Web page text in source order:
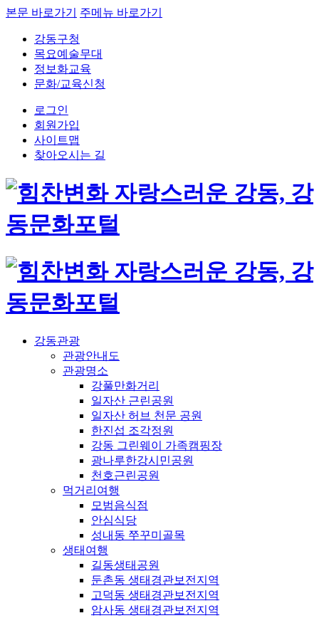
본문 바로가기 주메뉴 바로가기
강동구청
목요예술무대
정보화교육
문화/교육신청
로그인
회원가입
사이트맵
찾아오시는 길
강동관광
관광안내도
관광명소
강풀만화거리
일자산 근린공원
일자산 허브 천문 공원
한진섭 조각정원
강동 그린웨이 가족캠핑장
광나루한강시민공원
천호근린공원
먹거리여행
모범음식점
안심식당
성내동 쭈꾸미골목
생태여행
길동생태공원
둔촌동 생태경관보전지역
고덕동 생태경관보전지역
암사동 생태경관보전지역